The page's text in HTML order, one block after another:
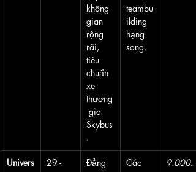
không
gian
rộng
rãi,
tiêu
chuẩn
xe
thương
gia
Skybus
.
teambu
ilding
hạng
sang.
Univers
29 -
Đẳng
Các
9.000.